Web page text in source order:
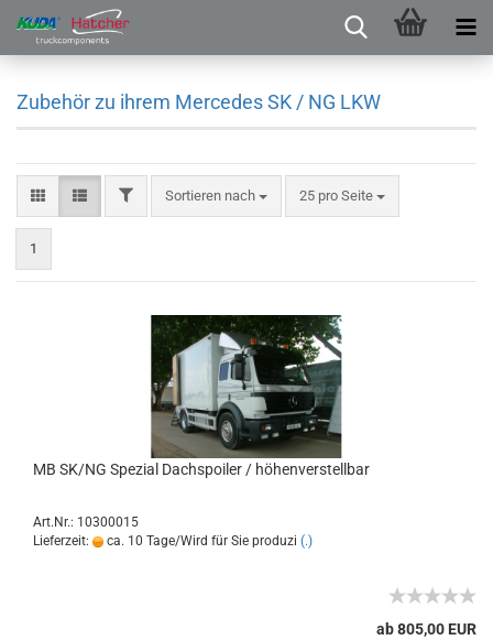
Zubehör zu ihrem Mercedes SK / NG LKW
Sortieren nach 25 pro Seite
1
MB SK/NG Spezial Dachspoiler / höhenverstellbar
Art.Nr.: 10300015
Lieferzeit:
ca. 10 Tage/Wird für Sie produzi (.)
ab 805,00 EUR